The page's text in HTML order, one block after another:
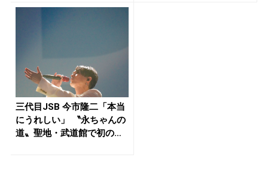
三代目JSB 今市隆二「本当
にうれしい」 〝永ちゃんの
道〟聖地・武道館で初のソ